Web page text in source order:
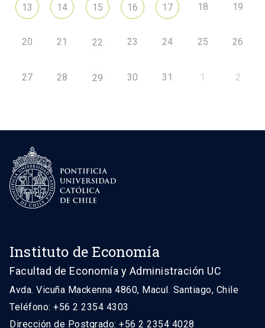
13 14 15 16 17 18 19
20 21 22 23 24 25 26
27 28 29 30 31 1 2
Instituto de Economía
Facultad de Economía y Administración UC
Avda. Vicuña Mackenna 4860, Macul. Santiago, Chile
Teléfono: +56 2 2354 4303
Dirección de Postgrado: +56 2 2354 4028